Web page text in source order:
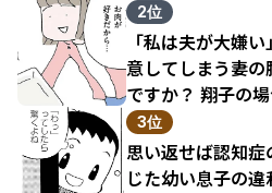
結果（1）
2位
「私は夫が大嫌
意してしまう妻
ですか？ 翔子の場
3位
思い返せば認知
じた幼い息子の違